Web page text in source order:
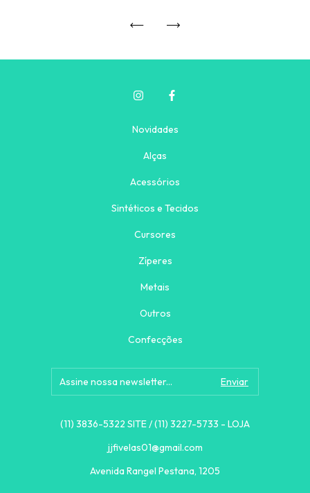
Novidades
Alças
Acessórios
Sintéticos e Tecidos
Cursores
Zíperes
Metais
Outros
Confecções
(11) 3836-5322 SITE / (11) 3227-5733 - LOJA
jjfivelas01@gmail.com
Avenida Rangel Pestana, 1205